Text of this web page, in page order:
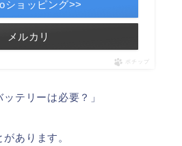
ショッピング>>
メルカリ
ポチップ
テリーは必要？」
あります。